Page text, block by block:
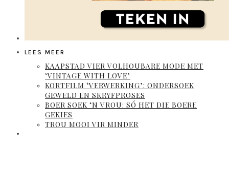
LEES MEER
KAAPSTAD VIER VOLHOUBARE MODE MET
‘VINTAGE WITH LOVE’
KORTFILM ‘VERWERKING’: ONDERSOEK
GEWELD EN SKRYFPROSES
BOER SOEK ‘N VROU: SÓ HET DIE BOERE
GEKIES
TROU MOOI VIR MINDER